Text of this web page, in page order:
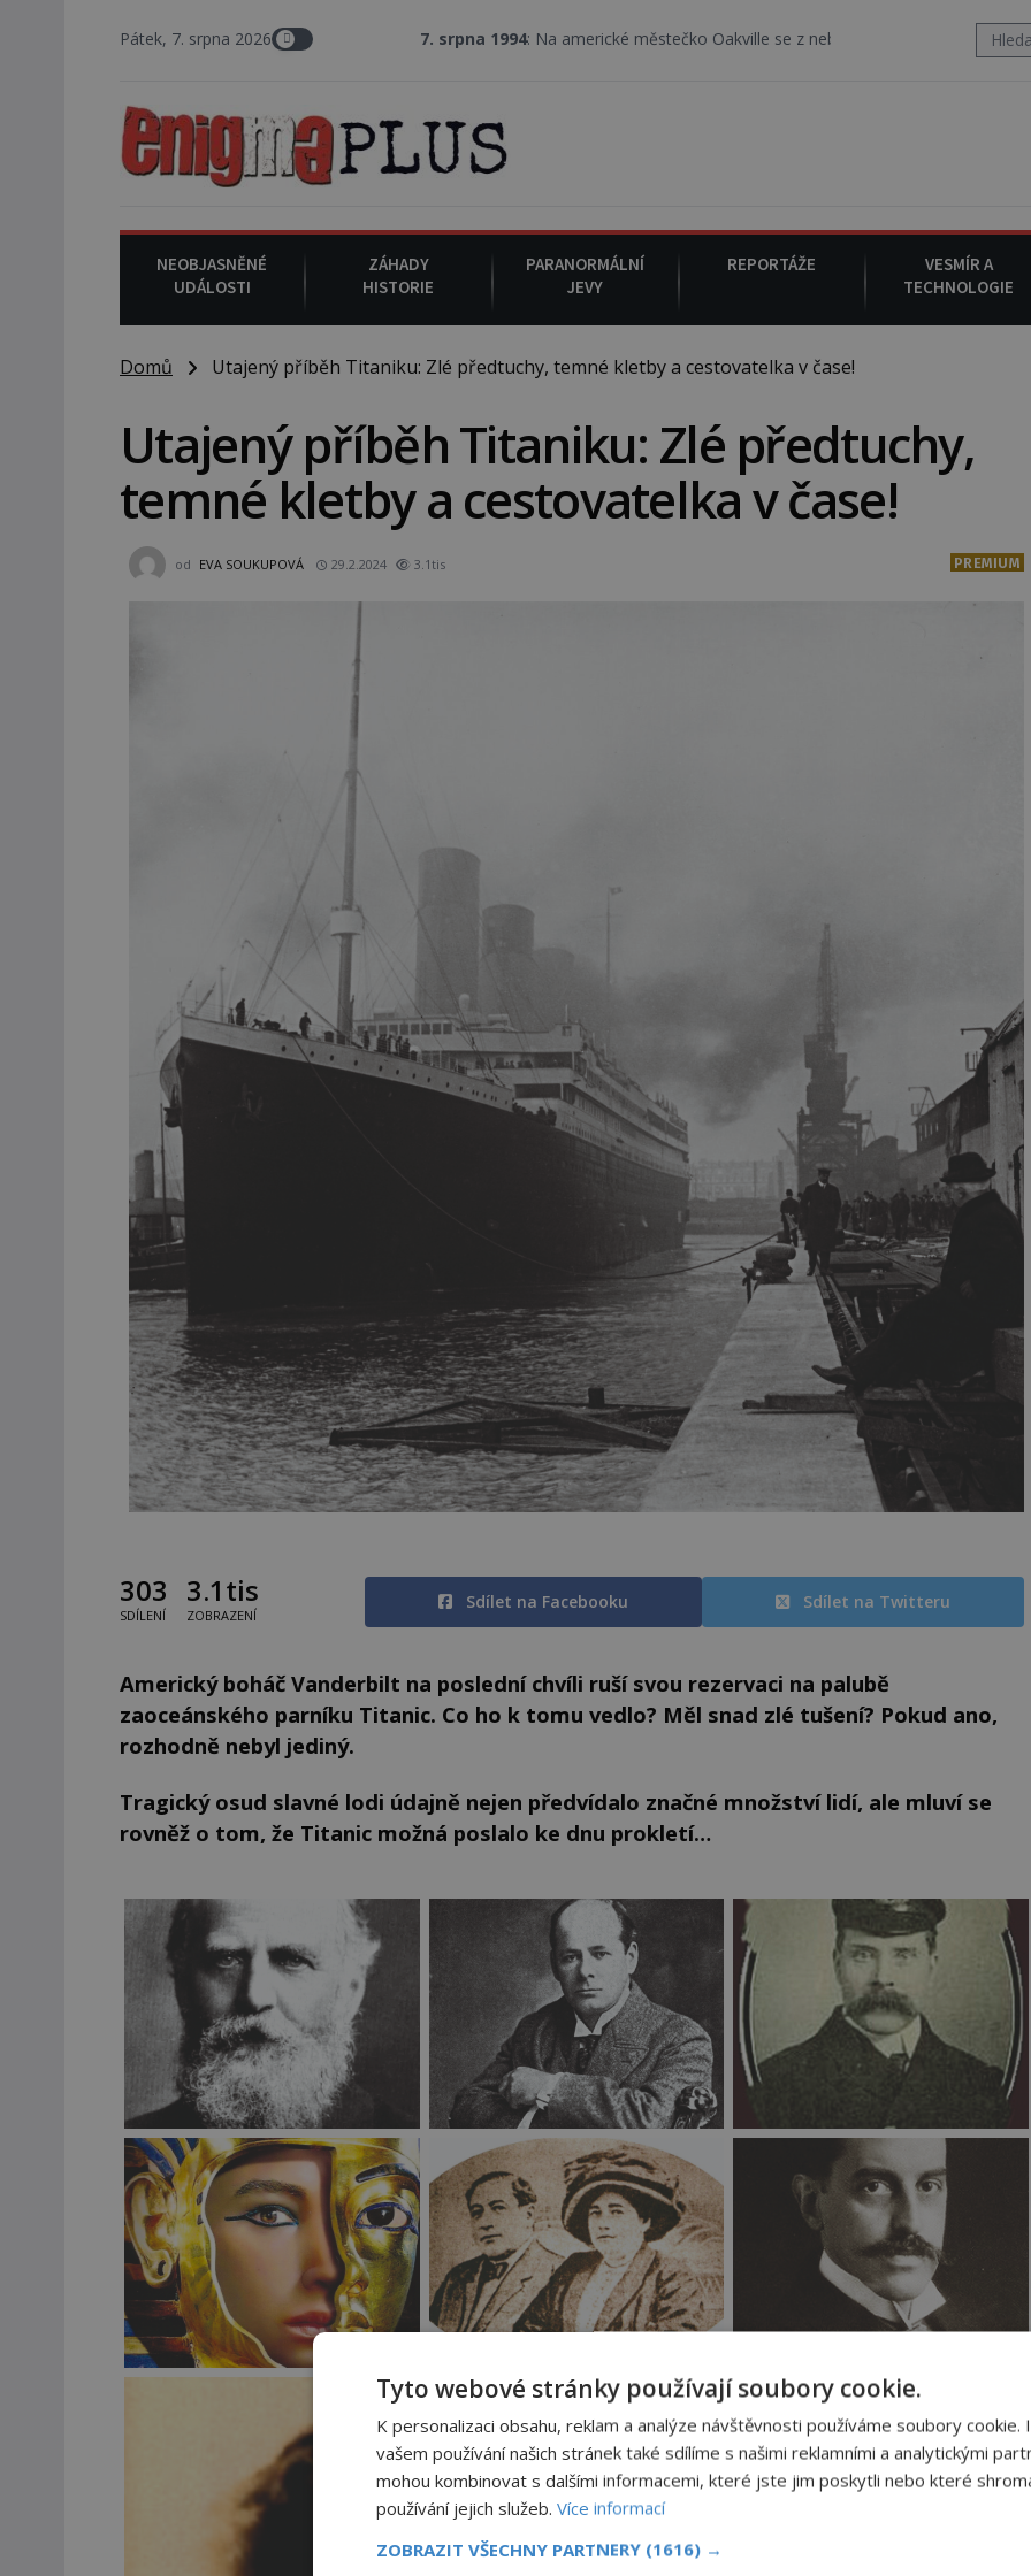
Pátek, 7. srpna 2026 7. srpna 1994 : Na americké městečko Oakville se z nebe snáší podivná rosolovitá látka
NEOBJASNĚNÉ
UDÁLOSTI
ZÁHADY
HISTORIE
PARANORMÁLNÍ
JEVY
REPORTÁŽE
VESMÍR A
TECHNOLOGIE
Domů Utajený příběh Titaniku: Zlé předtuchy, temné kletby a cestovatelka v čase!
Utajený příběh Titaniku: Zlé předtuchy,
temné kletby a cestovatelka v čase!
od EVA SOUKUPOVÁ 29.2.2024 3.1tis PREMIUM
303
SDÍLENÍ
3.1tis
ZOBRAZENÍ
Sdílet na Facebooku Sdílet na Twitteru
Americký boháč Vanderbilt na poslední chvíli ruší svou rezervaci na palubě
zaoceánského parníku Titanic. Co ho k tomu vedlo? Měl snad zlé tušení? Pokud ano,
rozhodně nebyl jediný.
Tragický osud slavné lodi údajně nejen předvídalo značné množství lidí, ale mluví se
rovněž o tom, že Titanic možná poslalo ke dnu prokletí…
Tyto webové stránky používají soubory cookie.
K personalizaci obsahu, reklam a analýze návštěvnosti používáme soubory cookie.
vašem používání našich stránek také sdílíme s našimi reklamními a analytickými
mohou kombinovat s dalšími informacemi, které jste jim poskytli nebo které
používání jejich služeb. Více informací
ZOBRAZIT VŠECHNY PARTNERY (1616) →